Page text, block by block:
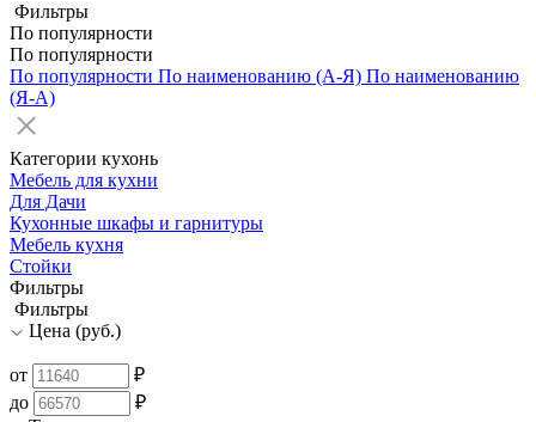
Фильтры
По популярности
По популярности
По популярности По наименованию (А-Я) По наименованию
(Я-А)
Категории кухонь
Мебель для кухни
Для Дачи
Кухонные шкафы и гарнитуры
Мебель кухня
Стойки
Фильтры
Фильтры
Цена (руб.)
от
₽
до
₽